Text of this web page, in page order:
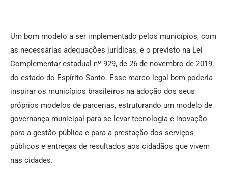
Um bom modelo a ser implementado pelos municípios, com
as necessárias adequações jurídicas, é o previsto na Lei
Complementar estadual nº 929, de 26 de novembro de 2019,
do estado do Espírito Santo. Esse marco legal bem poderia
inspirar os municípios brasileiros na adoção dos seus
próprios modelos de parcerias, estruturando um modelo de
governança municipal para se levar tecnologia e inovação
para a gestão pública e para a prestação dos serviços
públicos e entregas de resultados aos cidadãos que vivem
nas cidades.